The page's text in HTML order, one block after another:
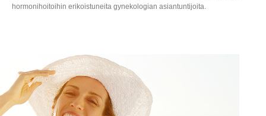
hormonihoitoihin erikoistuneita gynekologian asiantuntijoita.